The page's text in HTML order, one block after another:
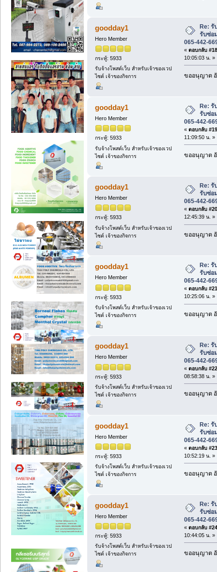
goodday1
Hero Member
กระทู้: 5933
รับจ้างโพสต์เว็บ สำหรับเจ้าของเวป
ไซต์ เจ้าของกิจการ
Re: รั
รับซ่อ
065-442-
« ตอบกลับ
10:05:03 น. »
ขออนุญาต
goodday1
Hero Member
กระทู้: 5933
รับจ้างโพสต์เว็บ สำหรับเจ้าของเวป
ไซต์ เจ้าของกิจการ
Re: รั
รับซ่อ
065-442-
« ตอบกลับ
11:09:50 น. »
ขออนุญาต
goodday1
Hero Member
กระทู้: 5933
รับจ้างโพสต์เว็บ สำหรับเจ้าของเวป
ไซต์ เจ้าของกิจการ
Re: รั
รับซ่อ
065-442-
« ตอบกลับ
12:45:39 น. »
ขออนุญาต
goodday1
Hero Member
กระทู้: 5933
รับจ้างโพสต์เว็บ สำหรับเจ้าของเวป
ไซต์ เจ้าของกิจการ
Re: รั
รับซ่อ
065-442-
« ตอบกลับ
10:25:06 น. »
ขออนุญาต
goodday1
Hero Member
กระทู้: 5933
รับจ้างโพสต์เว็บ สำหรับเจ้าของเวป
ไซต์ เจ้าของกิจการ
Re: รั
รับซ่อ
065-442-
« ตอบกลับ
08:58:38 น. »
ขออนุญาต
goodday1
Hero Member
กระทู้: 5933
รับจ้างโพสต์เว็บ สำหรับเจ้าของเวป
ไซต์ เจ้าของกิจการ
Re: รั
รับซ่อ
065-442-
« ตอบกลับ
10:52:19 น. »
ขออนุญาต
goodday1
Hero Member
กระทู้: 5933
รับจ้างโพสต์เว็บ สำหรับเจ้าของเวป
ไซต์ เจ้าของกิจการ
Re: รั
รับซ่อ
065-442-
« ตอบกลับ
10:44:05 น. »
ขออนุญาต